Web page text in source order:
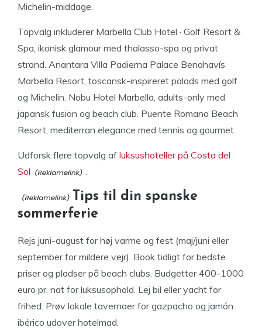
Michelin-middage.
Topvalg inkluderer Marbella Club Hotel · Golf Resort &
Spa, ikonisk glamour med thalasso-spa og privat
strand. Anantara Villa Padierna Palace Benahavís
Marbella Resort, toscansk-inspireret palads med golf
og Michelin. Nobu Hotel Marbella, adults-only med
japansk fusion og beach club. Puente Romano Beach
Resort, mediterran elegance med tennis og gourmet.
Udforsk flere topvalg af luksushoteller på Costa del
Sol
.
Tips til din spanske
sommerferie
Rejs juni-august for høj varme og fest (maj/juni eller
september for mildere vejr). Book tidligt for bedste
priser og pladser på beach clubs. Budgetter 400-1000
euro pr. nat for luksusophold. Lej bil eller yacht for
frihed. Prøv lokale tavernaer for gazpacho og jamón
ibérico udover hotelmad.